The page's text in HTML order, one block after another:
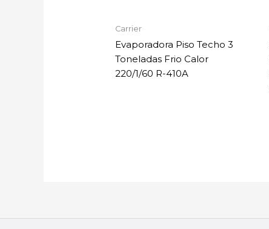
Carrier
Evaporadora Piso Techo 3
Toneladas Frio Calor
220/1/60 R-410A